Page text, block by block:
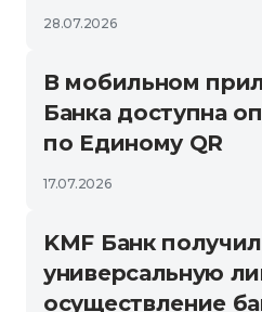
28.07.2026
В мобильном
Банка доступна
по Единому QR
17.07.2026
KMF Банк получил
универсальную
осуществление